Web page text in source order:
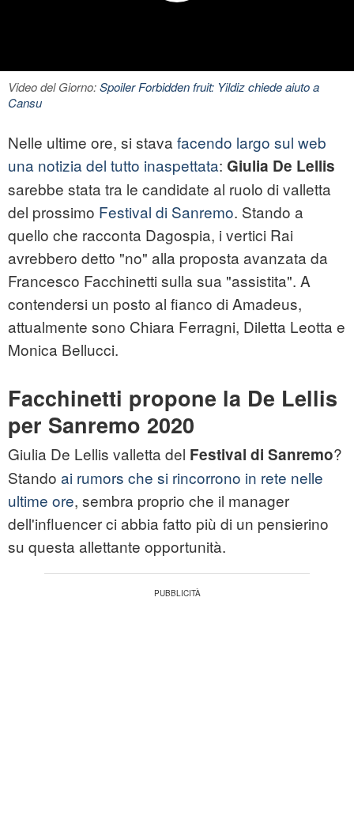
Video del Giorno:Spoiler Forbidden fruit: Yildiz chiede aiuto a
Cansu
Nelle ultime ore, si stava facendo largo sul web
una notizia del tutto inaspettata: Giulia De Lellis
sarebbe stata tra le candidate al ruolo di valletta
del prossimo Festival di Sanremo. Stando a
quello che racconta Dagospia, i vertici Rai
avrebbero detto "no" alla proposta avanzata da
Francesco Facchinetti sulla sua "assistita". A
contendersi un posto al fianco di Amadeus,
attualmente sono Chiara Ferragni, Diletta Leotta e
Monica Bellucci.
Facchinetti propone la De Lellis
per Sanremo 2020
Giulia De Lellis valletta del Festival di Sanremo?
Stando ai rumors che si rincorrono in rete nelle
ultime ore, sembra proprio che il manager
dell'influencer ci abbia fatto più di un pensierino
su questa allettante opportunità.